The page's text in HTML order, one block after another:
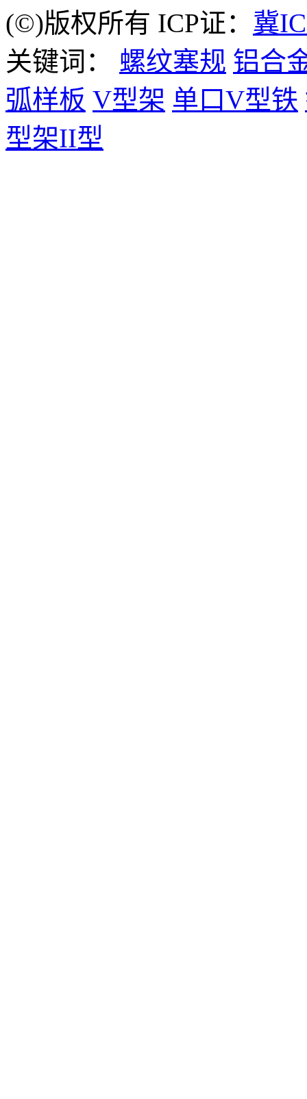
(©)版权所有 ICP证： 冀
关键词： 螺纹塞规 铝合
弧样板 V型架 单口V型铁
型架II型